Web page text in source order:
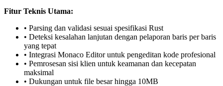
Fitur Teknis Utama:
• Parsing dan validasi sesuai spesifikasi Rust
• Deteksi kesalahan lanjutan dengan pelaporan baris per baris
yang tepat
• Integrasi Monaco Editor untuk pengeditan kode profesional
• Pemrosesan sisi klien untuk keamanan dan kecepatan
maksimal
• Dukungan untuk file besar hingga 10MB